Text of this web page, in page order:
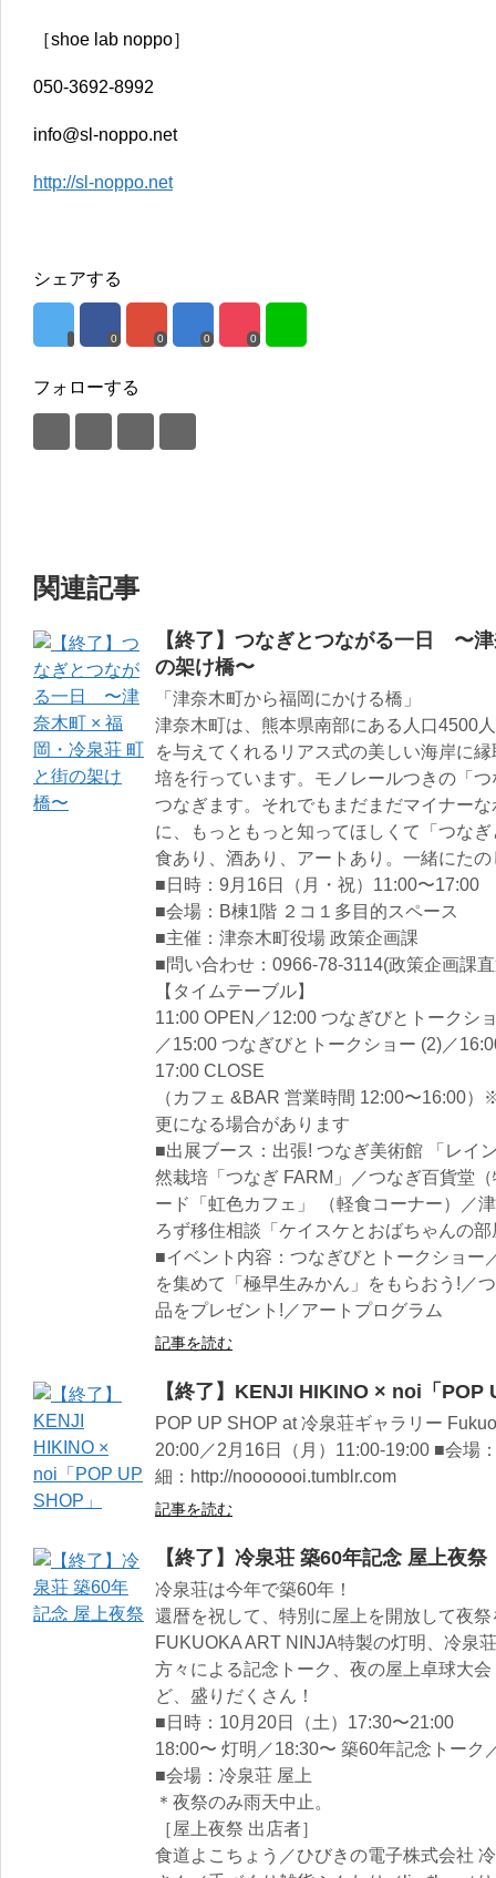
［shoe lab noppo］
050-3692-8992
info@sl-noppo.net
http://sl-noppo.net
シェアする
0 0 0 0
フォローする
関連記事
【終了】つなぎとつながる一日 〜
の架け橋〜
「津奈木町から福岡にかける橋」
津奈木町は、熊本県南部にある人口4500
を与えてくれるリアス式の美しい海岸に
培を行っています。モノレールつきの「
つなぎます。それでもまだまだマイナー
に、もっともっと知ってほしくて「つな
食あり、酒あり、アートあり。一緒にた
■日時：9月16日（月・祝）11:00〜17:00
■会場：B棟1階 ２コ１多目的スペース
■主催：津奈木町役場 政策企画課
■問い合わせ：0966-78-3114(政策企画課
【タイムテーブル】
11:00 OPEN／12:00 つなぎびとトークシ
／15:00 つなぎびとトークショー (2)／
17:00 CLOSE
（カフェ &BAR 営業時間 12:00〜16:00
更になる場合があります
■出展ブース：出張! つなぎ美術館 「レイ
然栽培「つなぎ FARM」／つなぎ百貨堂
ード「虹色カフェ」 （軽食コーナー）／
ろず移住相談「ケイスケとおばちゃんの部
■イベント内容：つなぎびとトークショー
を集めて「極早生みかん」をもらおう!／
品をプレゼント!／アートプログラム
記事を読む
【終了】KENJI HIKINO × noi「POP
POP UP SHOP at 冷泉荘ギャラリー
20:00／2月16日（月）11:00-19:00 ■会
細：http://nooooooi.tumblr.com
記事を読む
【終了】冷泉荘 築60年記念 屋上夜祭
冷泉荘は今年で築60年！
還暦を祝して、特別に屋上を開放して夜
FUKUOKA ART NINJA特製の灯明、冷泉
方々による記念トーク、夜の屋上卓球大
ど、盛りだくさん！
■日時：10月20日（土）17:30〜21:00
18:00〜 灯明／18:30〜 築60年記念トーク
■会場：冷泉荘 屋上
＊夜祭のみ雨天中止。
［屋上夜祭 出店者］
食道よこちょう／ひびきの電子株式会社